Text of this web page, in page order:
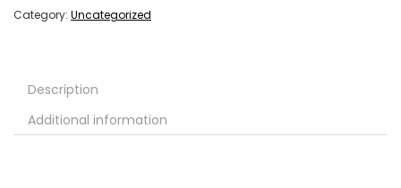
Category: Uncategorized
Description
Additional information